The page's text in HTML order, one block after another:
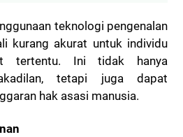
teknologi pengenalan
kurang akurat untuk individu
tertentu. Ini tidak hanya
tetapi juga dapat
hak asasi manusia.